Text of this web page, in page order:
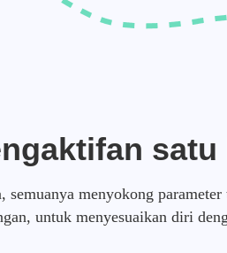
menyokong parameter
untuk menyesuaikan diri